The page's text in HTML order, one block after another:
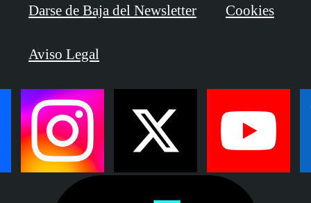
Darse de Baja del Newsletter Cookies
Aviso Legal